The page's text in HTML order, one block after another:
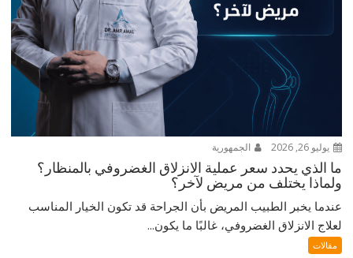
يوليو 26, 2026 الجمهورية
ما الذي يحدد سعر عملية الانزلاق الغضروفي بالمنظار؟
ولماذا يختلف من مريض لآخر؟
عندما يخبر الطبيب المريض بأن الجراحة قد تكون الخيار المناسب
لعلاج الانزلاق الغضروفي، غالبًا ما يكون...
مقالات